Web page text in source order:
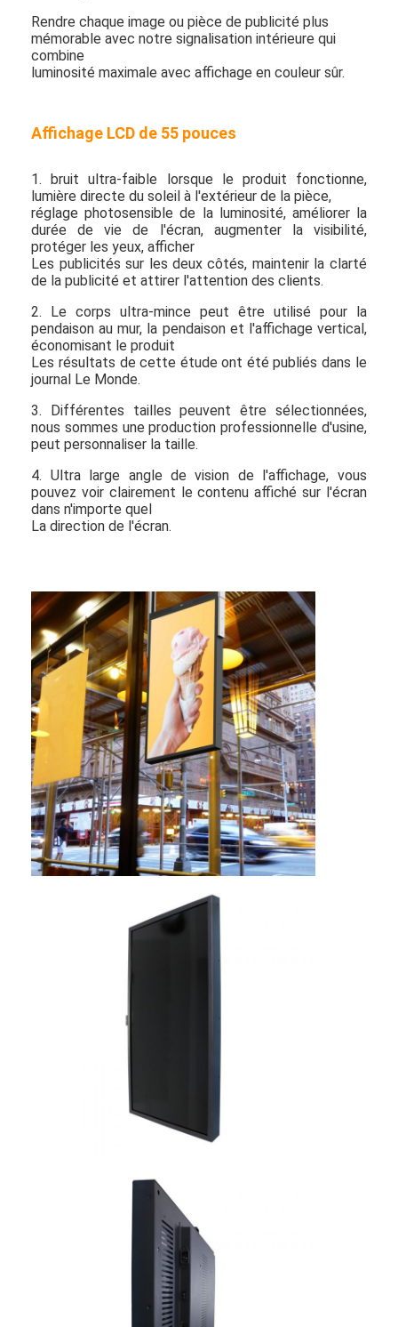
Maison
Produits
Vidéos
Contrôle de qualité
Contactez-nous
Nouvelles
Discuter Maintenant
Affichage d'affichage à cristaux liquides de fenêtre
double écran dégrossi d'affichage à cristaux liquides
Affichage extérieur d'affichage à cristaux liquides
Panneau lisible d'affichage à cristaux liquides de lumière du
Panneau d'affichage à cristaux liquides de cadre ouvert
Affichage à cristaux liquides optiquement métallisé
Panneau d'intérieur de menu de Digital
Signage d'intérieur de Digital
Signage imperméable de Digital
Rendre chaque image ou pièce de publicité plus
mémorable avec notre signalisation intérieure qui
combine
luminosité maximale avec affichage en couleur sûr.
Affichage LCD de 55 pouces
1. bruit ultra-faible lorsque le produit fonctionne,
lumière directe du soleil à l'extérieur de la pièce,
réglage photosensible de la luminosité, améliorer la
durée de vie de l'écran, augmenter la visibilité,
protéger les yeux, afficher
Les publicités sur les deux côtés, maintenir la clarté
de la publicité et attirer l'attention des clients.
2. Le corps ultra-mince peut être utilisé pour la
pendaison au mur, la pendaison et l'affichage vertical,
économisant le produit
Les résultats de cette étude ont été publiés dans le
journal Le Monde.
3. Différentes tailles peuvent être sélectionnées,
nous sommes une production professionnelle d'usine,
peut personnaliser la taille.
4. Ultra large angle de vision de l'affichage, vous
pouvez voir clairement le contenu affiché sur l'écran
dans n'importe quel
La direction de l'écran.